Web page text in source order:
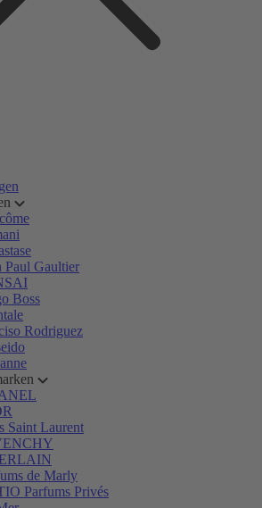
Paul Gaultier
Boss
Rodriguez
Saint Laurent
de Marly
Parfums Privés